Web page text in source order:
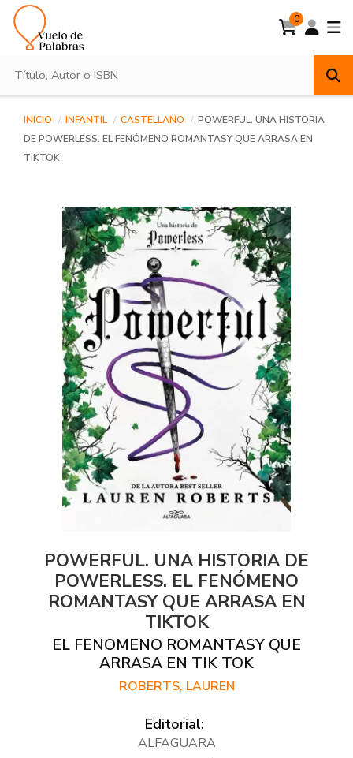
0
INICIO INFANTIL CASTELLANO
POWERFUL. UNA HISTORIA
DE POWERLESS. EL FENÓMENO ROMANTASY QUE ARRASA EN
TIKTOK
POWERFUL. UNA HISTORIA DE
POWERLESS. EL FENÓMENO
ROMANTASY QUE ARRASA EN
TIKTOK
EL FENOMENO ROMANTASY QUE
ARRASA EN TIK TOK
ROBERTS, LAUREN
Editorial:
ALFAGUARA